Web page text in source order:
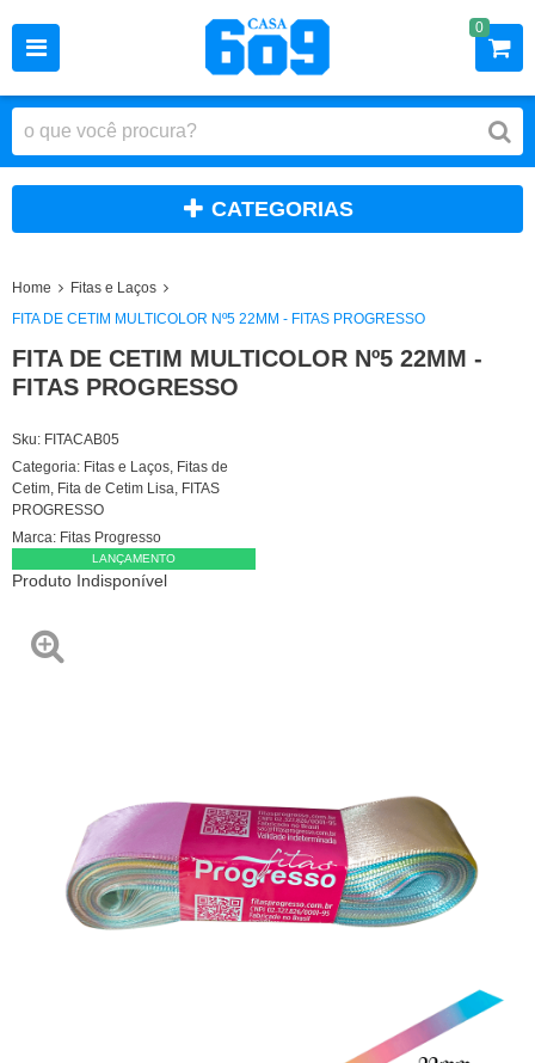
0
CATEGORIAS
Home
Fitas e Laços
FITA DE CETIM MULTICOLOR Nº5 22MM - FITAS PROGRESSO
FITA DE CETIM MULTICOLOR Nº5 22MM -
FITAS PROGRESSO
Sku: FITACAB05
Categoria: Fitas e Laços Fitas de
Cetim Fita de Cetim Lisa FITAS
PROGRESSO
Marca: Fitas Progresso
LANÇAMENTO
Produto Indisponível